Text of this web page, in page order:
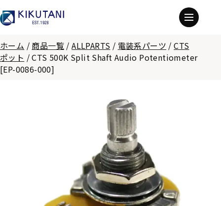
ホーム / 商品一覧 /ALLPARTS / 電装系パーツ /CTS
ポット /CTS 500K Split Shaft Audio Potentiometer
[EP-0086-000]